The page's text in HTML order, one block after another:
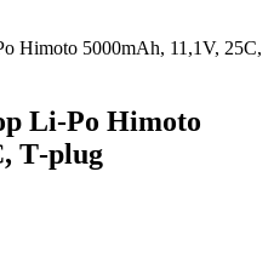
Himoto 5000mAh, 11,1V, 25C,
Li-Po Himoto
T‐plug